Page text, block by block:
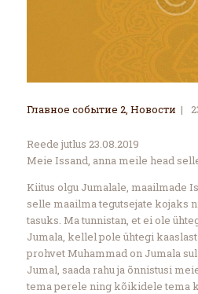
Главное событие 2, Новости
Reede jutlus 23.08.2019
Meie Issand, anna meile head
Kiitus olgu Jumalale, maailmade
selle maailma tegutsejate kojaks
tasuks. Ma tunnistan, et ei ole
Jumala, kellel pole ühtegi
prohvet Muhammad on Jumala
Jumal, saada rahu ja õnnistusi
tema perele ning kõikidele tema